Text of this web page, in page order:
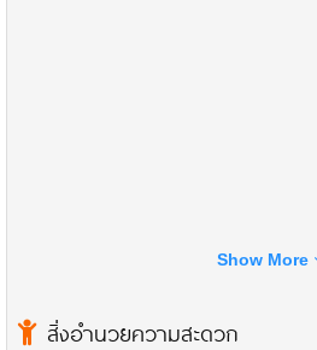
Show More
สิ่งอำนวยความสะดวก